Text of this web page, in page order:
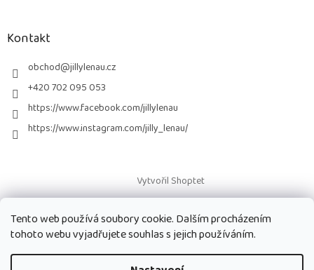
Tento web používá soubory cookie. Dalším procházením
tohoto webu vyjadřujete souhlas s jejich používáním.
Kontakt
obchod@jillylenau.cz
+420 702 095 053
https://www.facebook.com/jillylenau
https://www.instagram.com/jilly_lenau/
Vytvořil Shoptet
Copyright 2026Paruky Jilly Lenau s.r.o.. Všechna práva vyhrazena.